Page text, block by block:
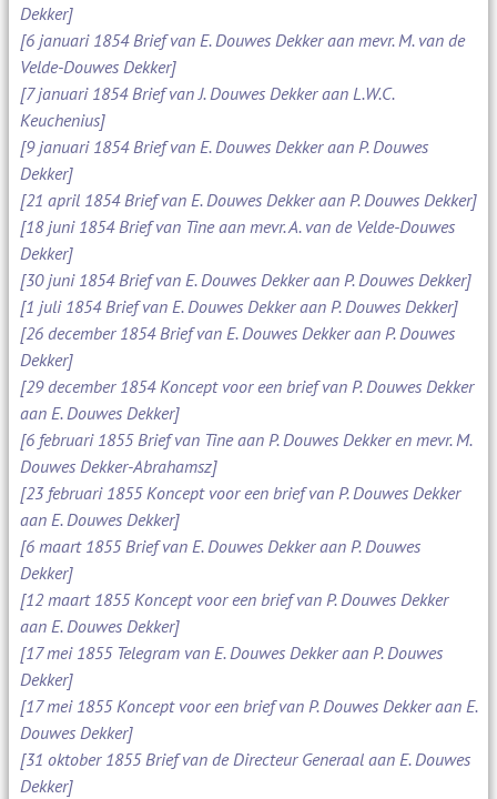
Dekker]
[6 januari 1854 Brief van E. Douwes Dekker aan mevr. M. van de
Velde-Douwes Dekker]
[7 januari 1854 Brief van J. Douwes Dekker aan L.W.C.
Keuchenius]
[9 januari 1854 Brief van E. Douwes Dekker aan P. Douwes
Dekker]
[21 april 1854 Brief van E. Douwes Dekker aan P. Douwes Dekker]
[18 juni 1854 Brief van Tine aan mevr. A. van de Velde-Douwes
Dekker]
[30 juni 1854 Brief van E. Douwes Dekker aan P. Douwes Dekker]
[1 juli 1854 Brief van E. Douwes Dekker aan P. Douwes Dekker]
[26 december 1854 Brief van E. Douwes Dekker aan P. Douwes
Dekker]
[29 december 1854 Koncept voor een brief van P. Douwes Dekker
aan E. Douwes Dekker]
[6 februari 1855 Brief van Tine aan P. Douwes Dekker en mevr. M.
Douwes Dekker-Abrahamsz]
[23 februari 1855 Koncept voor een brief van P. Douwes Dekker
aan E. Douwes Dekker]
[6 maart 1855 Brief van E. Douwes Dekker aan P. Douwes
Dekker]
[12 maart 1855 Koncept voor een brief van P. Douwes Dekker
aan E. Douwes Dekker]
[17 mei 1855 Telegram van E. Douwes Dekker aan P. Douwes
Dekker]
[17 mei 1855 Koncept voor een brief van P. Douwes Dekker aan E.
Douwes Dekker]
[31 oktober 1855 Brief van de Directeur Generaal aan E. Douwes
Dekker]